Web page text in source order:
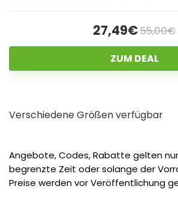
27,49€55,00€
ZUM DEAL
Verschiedene Größen verfügbar
Angebote, Codes, Rabatte gelten
begrenzte Zeit oder solange der
Preise werden vor Veröffentlichung